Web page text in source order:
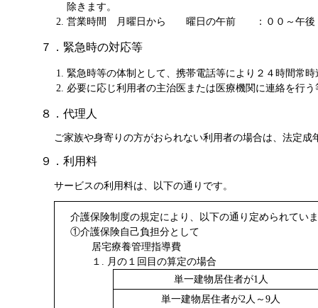
除きます。
営業時間 月曜日から 曜日の午前 ：００～午
７．緊急時の対応等
緊急時等の体制として、携帯電話等により２４時間常
必要に応じ利用者の主治医または医療機関に連絡を行
８．代理人
ご家族や身寄りの方がおられない利用者の場合は、法定
９．利用料
サービスの利用料は、以下の通りです。
介護保険制度の規定により、以下の通り定められてい
①介護保険自己負担分として
居宅療養管理指導費
１. 月の１回目の算定の場合 （
単一建物居住者が1人
単一建物居住者が2人～9人